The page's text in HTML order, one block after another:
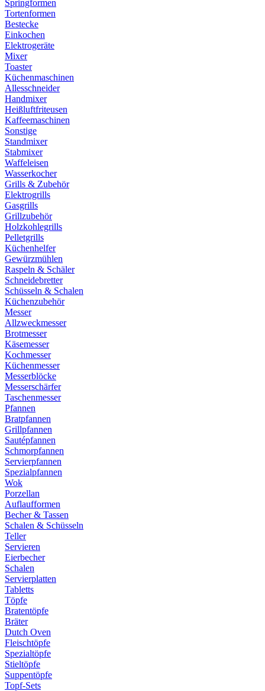
Springformen
Tortenformen
Bestecke
Einkochen
Elektrogeräte
Mixer
Toaster
Küchenmaschinen
Allesschneider
Handmixer
Heißluftfriteusen
Kaffeemaschinen
Sonstige
Standmixer
Stabmixer
Waffeleisen
Wasserkocher
Grills & Zubehör
Elektrogrills
Gasgrills
Grillzubehör
Holzkohlegrills
Pelletgrills
Küchenhelfer
Gewürzmühlen
Raspeln & Schäler
Schneidebretter
Schüsseln & Schalen
Küchenzubehör
Messer
Allzweckmesser
Brotmesser
Käsemesser
Kochmesser
Küchenmesser
Messerblöcke
Messerschärfer
Taschenmesser
Pfannen
Bratpfannen
Grillpfannen
Sautépfannen
Schmorpfannen
Servierpfannen
Spezialpfannen
Wok
Porzellan
Auflaufformen
Becher & Tassen
Schalen & Schüsseln
Teller
Servieren
Eierbecher
Schalen
Servierplatten
Tabletts
Töpfe
Bratentöpfe
Bräter
Dutch Oven
Fleischtöpfe
Spezialtöpfe
Stieltöpfe
Suppentöpfe
Topf-Sets